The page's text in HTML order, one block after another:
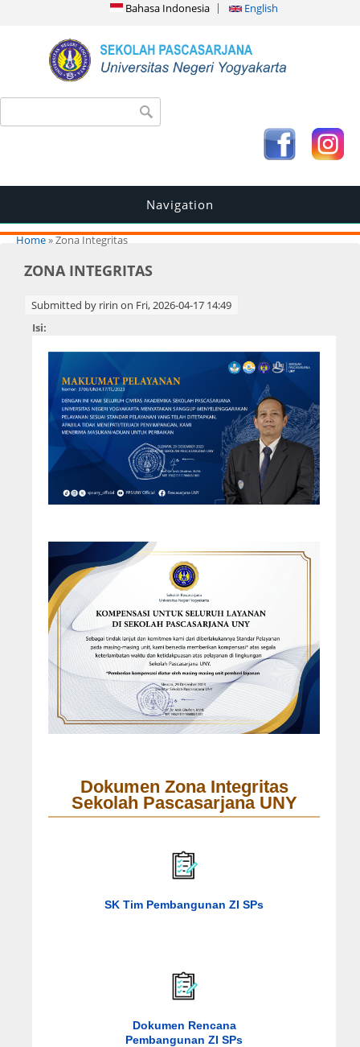
Bahasa Indonesia English
Search form
Navigation
You are here
Home» Zona Integritas
ZONA INTEGRITAS
Submitted by ririn on Fri, 2026-04-17 14:49
Isi:
Dokumen Zona Integritas
Sekolah Pascasarjana UNY
SK Tim Pembangunan ZI SPs
Dokumen Rencana
Pembangunan ZI SPs